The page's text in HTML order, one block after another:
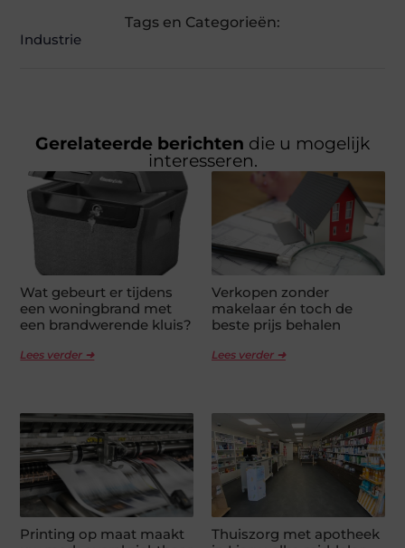
Tags en Categorieën:
Industrie
Gerelateerde berichten die u mogelijk
interesseren.
Wat gebeurt er tijdens
een woningbrand met
een brandwerende kluis?
Lees verder ➜
Verkopen zonder
makelaar én toch de
beste prijs behalen
Lees verder ➜
Printing op maat maakt
Thuiszorg met apotheek